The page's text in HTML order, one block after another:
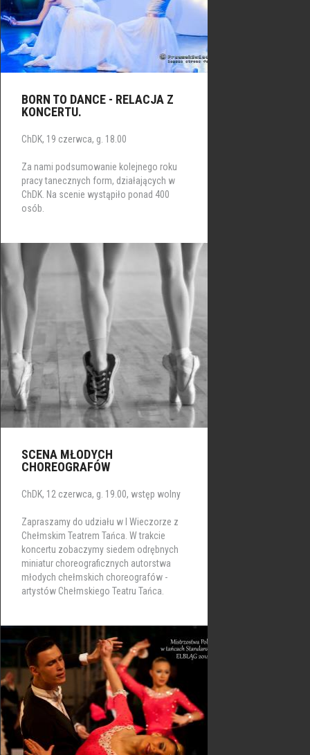
BORN TO DANCE - RELACJA Z
KONCERTU.
ChDK, 19 czerwca, g. 18.00
Za nami podsumowanie kolejnego roku
pracy tanecznych form, działających w
ChDK. Na scenie wystąpiło ponad 400
osób.
SCENA MŁODYCH
CHOREOGRAFÓW
ChDK, 12 czerwca, g. 19.00, wstęp wolny
Zapraszamy do udziału w I Wieczorze z
Chełmskim Teatrem Tańca. W trakcie
koncertu zobaczymy siedem odrębnych
miniatur choreograficznych autorstwa
młodych chełmskich choreografów -
artystów Chełmskiego Teatru Tańca.